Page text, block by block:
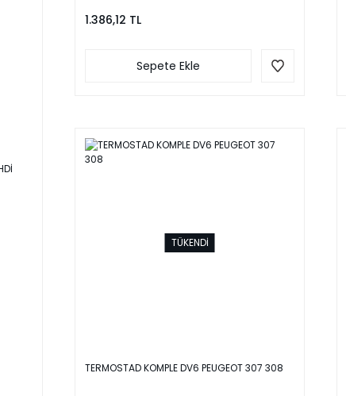
1.386,12 TL
Sepete Ekle
TÜKENDİ
TERMOSTAD KOMPLE DV6 PEUGEOT 307 308